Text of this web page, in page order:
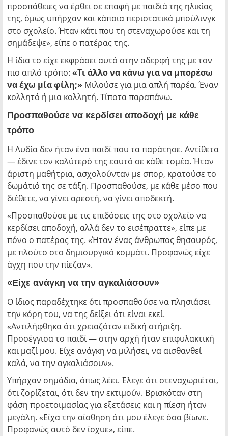
προσπάθειες να έρθει σε επαφή με παιδιά της ηλικίας
της, όμως υπήρχαν και κάποια περιστατικά μπούλινγκ
στο σχολείο. Ήταν κάτι που τη στεναχωρούσε και τη
σημάδεψε», είπε ο πατέρας της.
Η ίδια το είχε εκφράσει αυτό στην αδερφή της με τον
πιο απλό τρόπο: «Τι άλλο να κάνω για να μπορέσω
να έχω μία φίλη;» Μιλούσε για μια απλή παρέα. Έναν
κολλητό ή μια κολλητή. Τίποτα παραπάνω.
Προσπαθούσε να κερδίσει αποδοχή με κάθε
τρόπο
Η Λυδία δεν ήταν ένα παιδί που τα παράτησε. Αντίθετα
— έδινε τον καλύτερό της εαυτό σε κάθε τομέα. Ήταν
άριστη μαθήτρια, ασχολούνταν με σπορ, κρατούσε το
δωμάτιό της σε τάξη. Προσπαθούσε, με κάθε μέσο που
διέθετε, να γίνει αρεστή, να γίνει αποδεκτή.
«Προσπαθούσε με τις επιδόσεις της στο σχολείο να
κερδίσει αποδοχή, αλλά δεν το εισέπραττε», είπε με
πόνο ο πατέρας της. «Ήταν ένας άνθρωπος θησαυρός,
με πλούτο στο δημιουργικό κομμάτι. Προφανώς είχε
άγχη που την πίεζαν».
«Είχε ανάγκη να την αγκαλιάσουν»
Ο ίδιος παραδέχτηκε ότι προσπαθούσε να πλησιάσει
την κόρη του, να της δείξει ότι είναι εκεί.
«Αντιλήφθηκα ότι χρειαζόταν ειδική στήριξη.
Προσέγγισα το παιδί — στην αρχή ήταν επιφυλακτική
και μαζί μου. Είχε ανάγκη να μιλήσει, να αισθανθεί
καλά, να την αγκαλιάσουν».
Υπήρχαν σημάδια, όπως λέει. Έλεγε ότι στεναχωριέται,
ότι ζορίζεται, ότι δεν την εκτιμούν. Βρισκόταν στη
φάση προετοιμασίας για εξετάσεις και η πίεση ήταν
μεγάλη. «Είχα την αίσθηση ότι μου έλεγε όσα βίωνε.
Προφανώς αυτό δεν ίσχυε», είπε.